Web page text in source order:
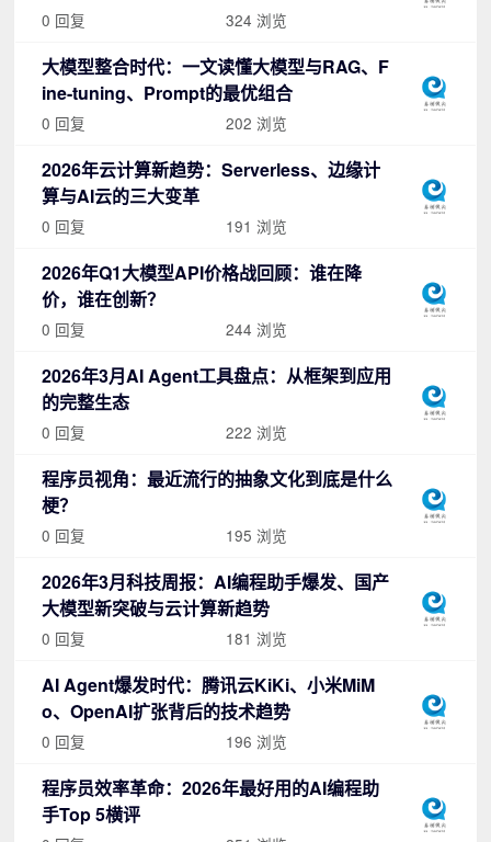
0 回复 324 浏览
大模型整合时代：一文读懂大模型与RAG、F
ine-tuning、Prompt的最优组合
0 回复 202 浏览
2026年云计算新趋势：Serverless、边缘计
算与AI云的三大变革
0 回复 191 浏览
2026年Q1大模型API价格战回顾：谁在降
价，谁在创新？
0 回复 244 浏览
2026年3月AI Agent工具盘点：从框架到应用
的完整生态
0 回复 222 浏览
程序员视角：最近流行的抽象文化到底是什么
梗？
0 回复 195 浏览
2026年3月科技周报：AI编程助手爆发、国产
大模型新突破与云计算新趋势
0 回复 181 浏览
AI Agent爆发时代：腾讯云KiKi、小米MiM
o、OpenAI扩张背后的技术趋势
0 回复 196 浏览
程序员效率革命：2026年最好用的AI编程助
手Top 5横评